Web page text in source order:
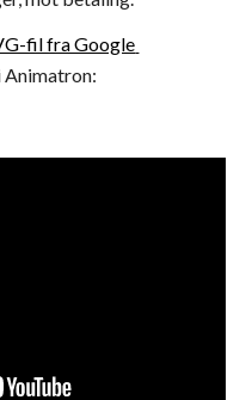
fil fra Google
Animatron: